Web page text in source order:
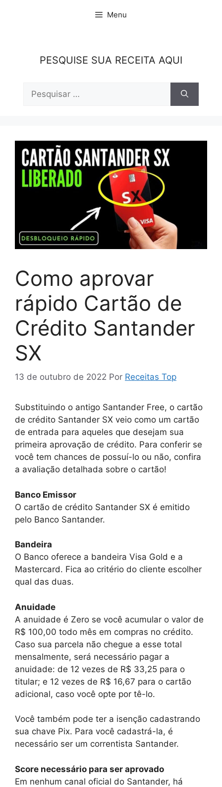
Menu
PESQUISE SUA RECEITA AQUI
por:
Como aprovar
rápido Cartão de
Crédito Santander
SX
13 de outubro de 2022 Por Receitas Top
Substituindo o antigo Santander Free, o cartão
de crédito Santander SX veio como um cartão
de entrada para aqueles que desejam sua
primeira aprovação de crédito. Para conferir se
você tem chances de possuí-lo ou não, confira
a avaliação detalhada sobre o cartão!
Banco Emissor
O cartão de crédito Santander SX é emitido
pelo Banco Santander.
Bandeira
O Banco oferece a bandeira Visa Gold e a
Mastercard. Fica ao critério do cliente escolher
qual das duas.
Anuidade
A anuidade é Zero se você acumular o valor de
R$ 100,00 todo mês em compras no crédito.
Caso sua parcela não chegue a esse total
mensalmente, será necessário pagar a
anuidade: de 12 vezes de R$ 33,25 para o
titular; e 12 vezes de R$ 16,67 para o cartão
adicional, caso você opte por tê-lo.
Você também pode ter a isenção cadastrando
sua chave Pix. Para você cadastrá-la, é
necessário ser um correntista Santander.
Score necessário para ser aprovado
Em nenhum canal oficial do Santander, há